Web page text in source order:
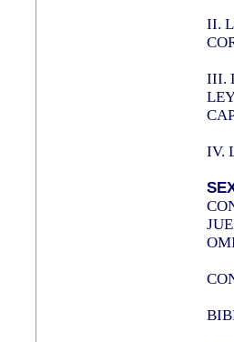
II.
III.
IV.